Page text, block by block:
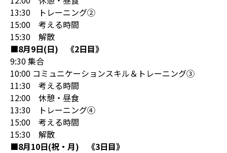
13:30 トレーニング②
15:00 考える時間
15:30 解散
■8月9日(日) 《2日目》
9:30 集合
10:00 コミュニケーションスキル＆トレーニング③
11:30 考える時間
12:00 休憩・昼食
13:30 トレーニング④
15:00 考える時間
15:30 解散
■8月10日(祝・月) 《3日目》